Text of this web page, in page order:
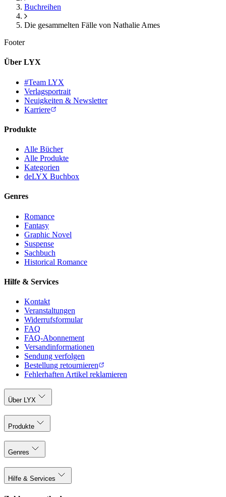
Buchreihen
Die gesammelten Fälle von Nathalie Ames
Footer
Über LYX
#Team LYX
Verlagsportrait
Neuigkeiten & Newsletter
Karriere
Produkte
Alle Bücher
Alle Produkte
Kategorien
deLYX Buchbox
Genres
Romance
Fantasy
Graphic Novel
Suspense
Sachbuch
Historical Romance
Hilfe & Services
Kontakt
Veranstaltungen
Widerrufsformular
FAQ
FAQ-Abonnement
Versandinformationen
Sendung verfolgen
Bestellung retournieren
Fehlerhaften Artikel reklamieren
Über LYX
Produkte
Genres
Hilfe & Services